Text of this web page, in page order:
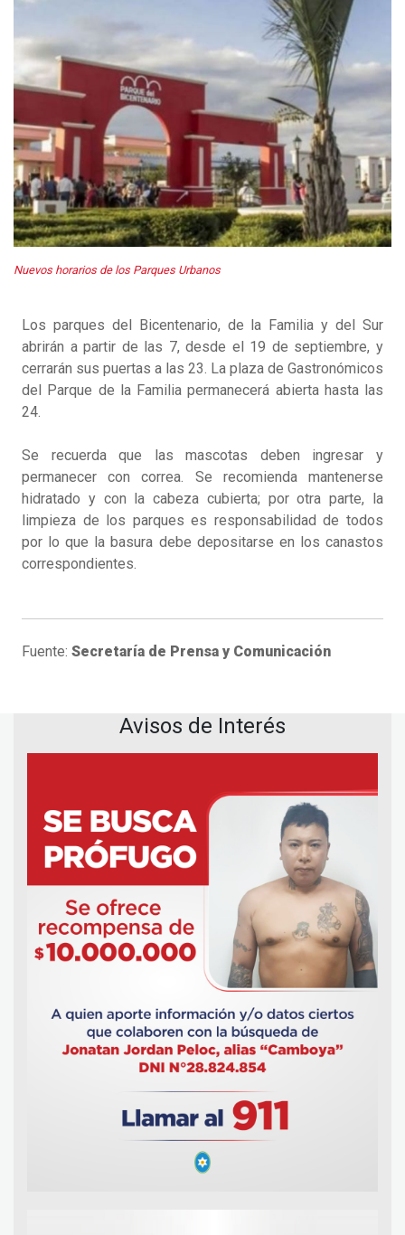
Nuevos horarios de los Parques Urbanos
Los parques del Bicentenario, de la Familia y del Sur
abrirán a partir de las 7, desde el 19 de septiembre, y
cerrarán sus puertas a las 23. La plaza de Gastronómicos
del Parque de la Familia permanecerá abierta hasta las
24.
Se recuerda que las mascotas deben ingresar y
permanecer con correa. Se recomienda mantenerse
hidratado y con la cabeza cubierta; por otra parte, la
limpieza de los parques es responsabilidad de todos
por lo que la basura debe depositarse en los canastos
correspondientes.
Fuente: Secretaría de Prensa y Comunicación
Avisos de Interés